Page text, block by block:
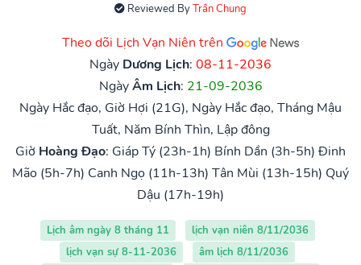
Reviewed ByTrần Chung
Theo dõi Lịch Vạn Niên trên
Ngày Dương Lịch: 08-11-2036
NgàyÂm Lịch: 21-09-2036
Ngày Hắc đạo, Giờ Hợi (21G), Ngày Hắc đạo, Tháng Mậu
Tuất, Năm Bính Thìn, Lập đông
Giờ Hoàng Đạo: Giáp Tý (23h-1h) Bính Dần (3h-5h) Đinh
Mão (5h-7h) Canh Ngọ (11h-13h) Tân Mùi (13h-15h) Quý
Dậu (17h-19h)
Lịch âm ngày 8 tháng 11
lịch vạn niên 8/11/2036
lịch vạn sự 8-11-2036
âm lịch 8/11/2036